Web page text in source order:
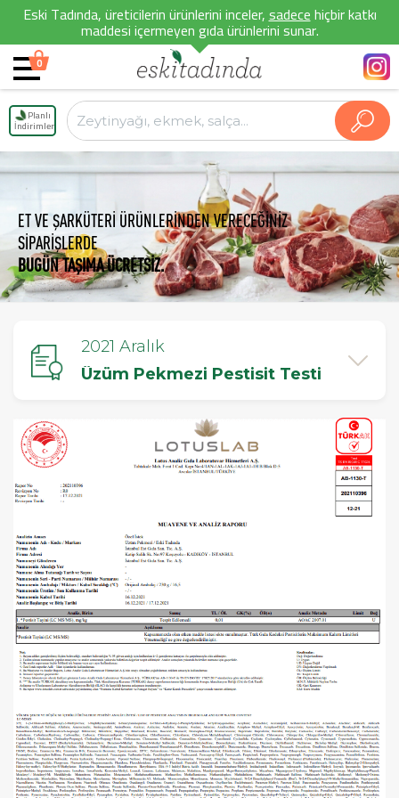
Eski Tadında, üreticilerin ürünlerini inceler,sadecehiçbir katkı
maddesi içermeyen gıda ürünlerini sunar.
0
Planlı
İndirimler
ET VE ŞARKÜTERİ ÜRÜNLERİNDEN VERECEĞİNİZ
SİPARİŞLERDE
BUGÜN TAŞIMA ÜCRETSİZ.
2021 Aralık
Üzüm Pekmezi Pestisit Testi